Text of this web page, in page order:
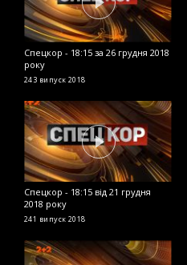
Спецкор - 18:15 за 26 грудня 2018
року
243 випуск 2018
Спецкор - 18:15 від 21 грудня
2018 року
241 випуск 2018